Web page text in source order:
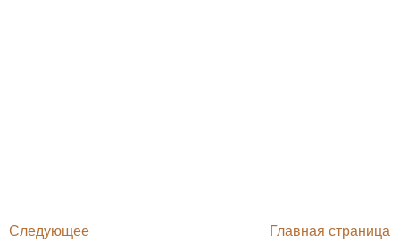
Следующее Главная страница